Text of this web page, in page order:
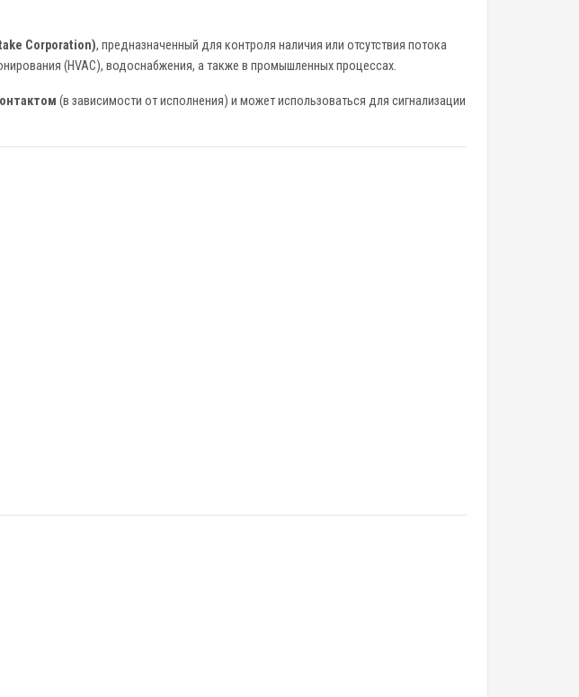
Corporation), предназначенный для контроля наличия или отсутствия потока
(HVAC), водоснабжения, а также в промышленных процессах.
(в зависимости от исполнения) и может использоваться для сигнализации